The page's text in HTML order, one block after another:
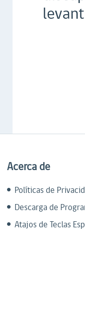
Acerca de
Políticas de
Descarga de
Atajos de Teclas